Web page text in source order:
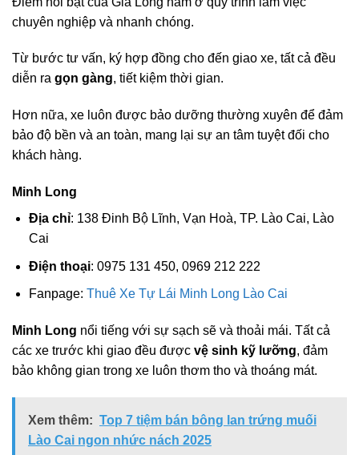
chuyên nghiệp và nhanh chóng.
Từ bước tư vấn, ký hợp đồng cho đến giao xe, tất cả đều
diễn ra gọn gàng, tiết kiệm thời gian.
Hơn nữa, xe luôn được bảo dưỡng thường xuyên để đảm
bảo độ bền và an toàn, mang lại sự an tâm tuyệt đối cho
khách hàng.
Minh Long
Địa chỉ: 138 Đinh Bộ Lĩnh, Vạn Hoà, TP. Lào Cai, Lào
Cai
Điện thoại: 0975 131 450, 0969 212 222
Fanpage: Thuê Xe Tự Lái Minh Long Lào Cai
Minh Long nổi tiếng với sự sạch sẽ và thoải mái. Tất cả
các xe trước khi giao đều được vệ sinh kỹ lưỡng, đảm
bảo không gian trong xe luôn thơm tho và thoáng mát.
Xem thêm: Top 7 tiệm bán bông lan trứng muối
Lào Cai ngon nhức nách 2025